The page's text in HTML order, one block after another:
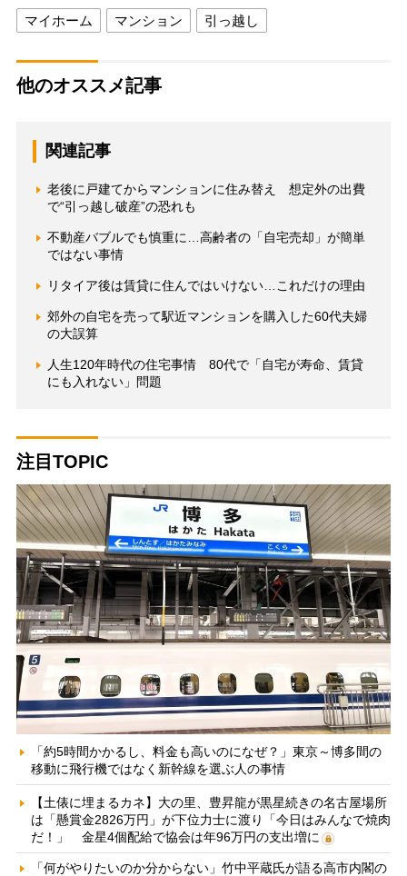
マイホーム マンション 引っ越し
他のオススメ記事
関連記事
老後に戸建てからマンションに住み替え 想定外の出費
で“引っ越し破産”の恐れも
不動産バブルでも慎重に…高齢者の「自宅売却」が簡単
ではない事情
リタイア後は賃貸に住んではいけない…これだけの理由
郊外の自宅を売って駅近マンションを購入した60代夫婦
の大誤算
人生120年時代の住宅事情 80代で「自宅が寿命、賃貸
にも入れない」問題
注目TOPIC
「約5時間かかるし、料金も高いのになぜ？」東京～博多間の
移動に飛行機ではなく新幹線を選ぶ人の事情
【土俵に埋まるカネ】大の里、豊昇龍が黒星続きの名古屋場所
は「懸賞金2826万円」が下位力士に渡り「今日はみんなで焼肉
だ！」 金星4個配給で協会は年96万円の支出増に
「何がやりたいのか分からない」竹中平蔵氏が語る高市内閣の